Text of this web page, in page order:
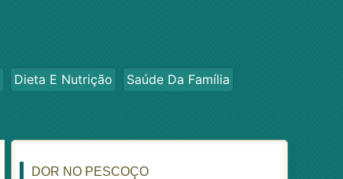
Dieta E Nutrição
Saúde Da Família
DOR NO PESCOÇO